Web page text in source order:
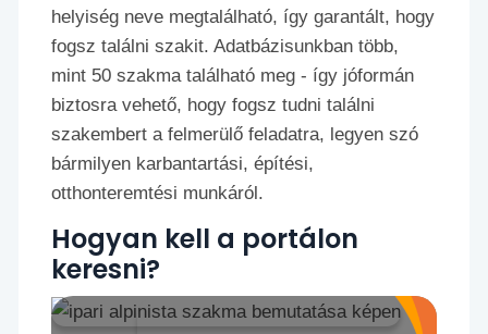
helyiség neve megtalálható, így garantált, hogy
fogsz találni szakit. Adatbázisunkban több,
mint 50 szakma található meg - így jóformán
biztosra vehető, hogy fogsz tudni találni
szakembert a felmerülő feladatra, legyen szó
bármilyen karbantartási, építési,
otthonteremtési munkáról.
Hogyan kell a portálon
keresni?